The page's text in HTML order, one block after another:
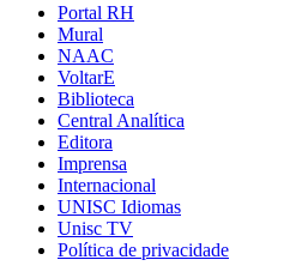
Portal RH
Mural
NAAC
VoltarE
Biblioteca
Central Analítica
Editora
Imprensa
Internacional
UNISC Idiomas
Unisc TV
Política de privacidade